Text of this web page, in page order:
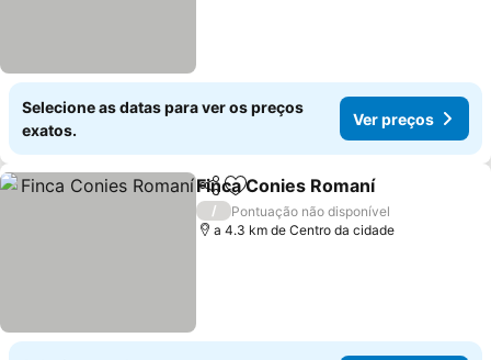
Selecione as datas para ver os preços
exatos.
Ver preços
PartilharAdicionar aos favoritos
Finca Conies Romaní
/
Pontuação não disponível
a 4.3 km de Centro da cidade